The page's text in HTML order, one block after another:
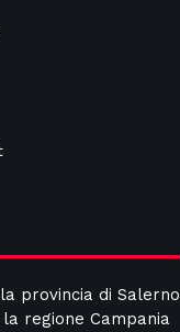
provincia di Salerno
regione Campania